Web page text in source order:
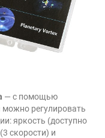
— с помощью
можно регулировать
яркость (доступно
скорости) и